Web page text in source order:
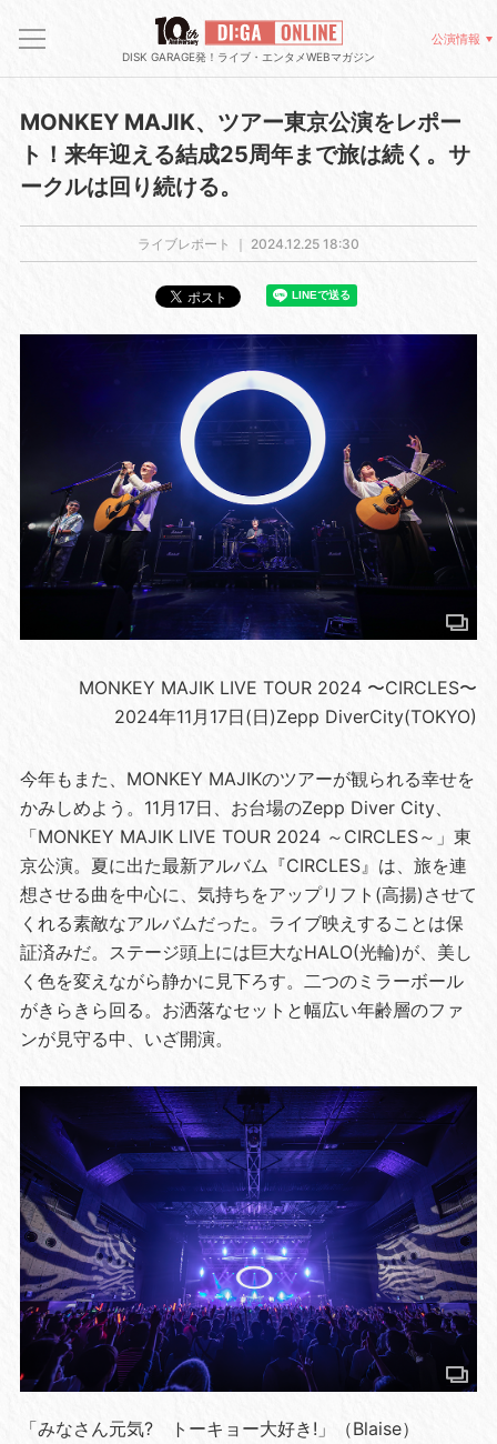
DISK GARAGE発！ライブ・エンタメWEBマガジン
公演情報
MONKEY MAJIK、ツアー東京公演をレポー
ト！来年迎える結成25周年まで旅は続く。サ
ークルは回り続ける。
ライブレポート ｜ 2024.12.25 18:30
MONKEY MAJIK LIVE TOUR 2024 〜CIRCLES〜
2024年11月17日(日)Zepp DiverCity(TOKYO)
今年もまた、MONKEY MAJIKのツアーが観られる幸せを
かみしめよう。11月17日、お台場のZepp Diver City、
「MONKEY MAJIK LIVE TOUR 2024 ～CIRCLES～」東
京公演。夏に出た最新アルバム『CIRCLES』は、旅を連
想させる曲を中心に、気持ちをアップリフト(高揚)させて
くれる素敵なアルバムだった。ライブ映えすることは保
証済みだ。ステージ頭上には巨大なHALO(光輪)が、美し
く色を変えながら静かに見下ろす。二つのミラーボール
がきらきら回る。お洒落なセットと幅広い年齢層のファ
ンが見守る中、いざ開演。
「みなさん元気? トーキョー大好き!」（Blaise）